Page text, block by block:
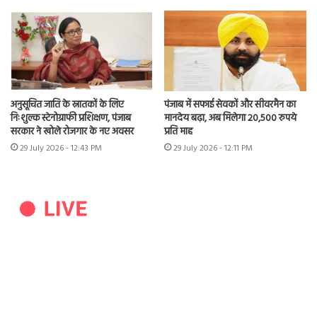
अनुसूचित जाति के स्नातकों के लिए
निःशुल्क स्टेनोग्राफी प्रशिक्षण, पंजाब
सरकार ने खोले रोजगार के नए अवसर
29 July 2026 - 12:43 PM
पंजाब में सफाई सेवकों और सीवरमैन का
मानदेय बढ़ा, अब मिलेगा 20,500 रुपये
प्रति माह
29 July 2026 - 12:11 PM